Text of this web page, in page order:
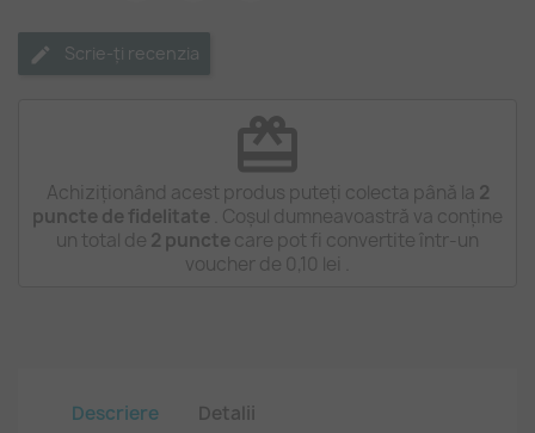
Scrie-ți recenzia
redeem
Achiziționând acest produs puteți colecta până la 2
puncte de fidelitate . Coșul dumneavoastră va conține
un total de 2 puncte care pot fi convertite într-un
voucher de 0,10 lei
Descriere Detalii